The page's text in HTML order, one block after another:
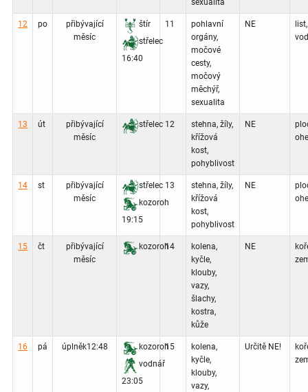
sexualita
12 po
přibývající
měsíc
štír
střelec
16:40
11
pohlavní
orgány,
močové
cesty,
močový
měchýř,
sexualita
NE
list,
13 út
přibývající
měsíc
střelec 12
stehna, žíly,
křížová
kost,
pohyblivost
NE
14 st
přibývající
měsíc
střelec
kozoroh
19:15
13
stehna, žíly,
křížová
kost,
pohyblivost
NE
15 čt
přibývající
měsíc
kozoroh14
kolena,
kyčle,
klouby,
vazy,
šlachy,
kostra,
kůže
NE
16 pá úplněk12:48
kozoroh
vodnář
23:05
15
kolena,
kyčle,
klouby,
vazy,
Určitě NE!